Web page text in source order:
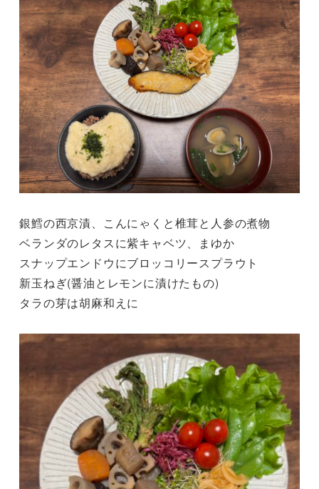
銀鱈の西京漬、こんにゃくと椎茸と人参の煮物
ベランダのレタスに紫キャベツ、まゆか
スナップエンドウにブロッコリースプラウト
新玉ねぎ(醤油とレモンに漬けたもの)
タラの芽は胡麻和えに